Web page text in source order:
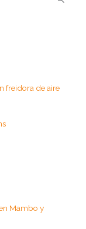
freidora de aire
Mambo y